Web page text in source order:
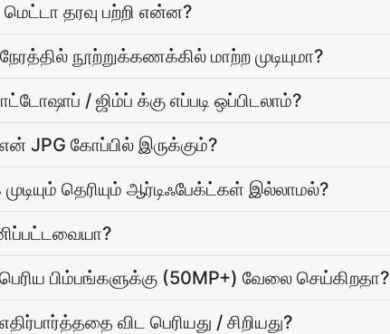
தரவு பற்றி என்ன?
நூற்றுக்கணக்கில் மாற்ற முடியுமா?
/ ஜிம்ப் க்கு எப்படி ஒப்பிடலாம்?
JPG கோப்பில் இருக்கும்?
தெரியும் ஆர்டிஃபேக்ட்கள் இல்லாமல்?
பெரிய பிம்பங்களுக்கு (50MP+) வேலை செய்கிறதா?
விட பெரியது / சிறியது?